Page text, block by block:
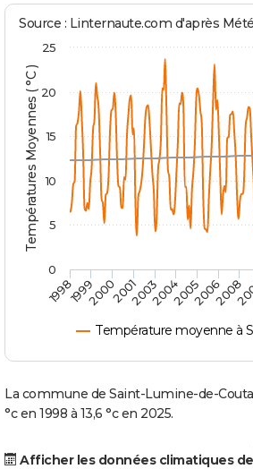
Températures Moyennes ( °C )
Source : Linternaute.com d'après
Température moyenne à
199819992000200120032004200520062008
0
5
10
15
20
25
La commune de Saint-Lumine-de-
°c en 1998 à 13,6 °c en 2025.
Afficher les données climatiques de